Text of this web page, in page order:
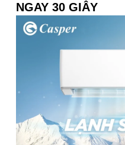
NGAY 30 GIÂY